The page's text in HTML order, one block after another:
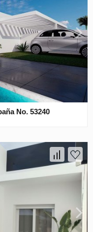
No. 53240